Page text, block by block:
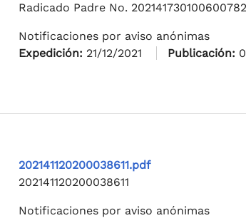
Radicado Padre No. 202141730100600782
Notificaciones por aviso anónimas
Expedición: 21/12/2021 Publicación:
202141120200038611.pdf
202141120200038611
Notificaciones por aviso anónimas